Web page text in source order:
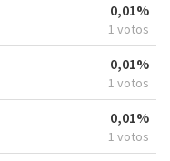
0,01%
1 votos
0,01%
1 votos
0,01%
1 votos